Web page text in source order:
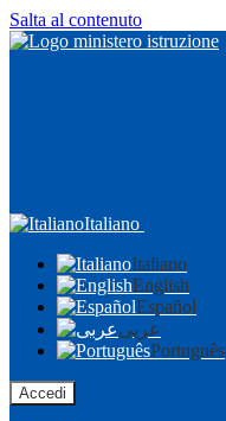
Salta al contenuto
Italiano
Italiano
English
Español
عربى
Português
Accedi